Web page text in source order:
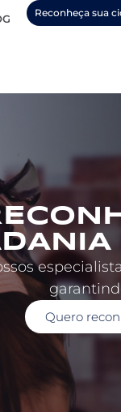
Reconheça sua
Quero